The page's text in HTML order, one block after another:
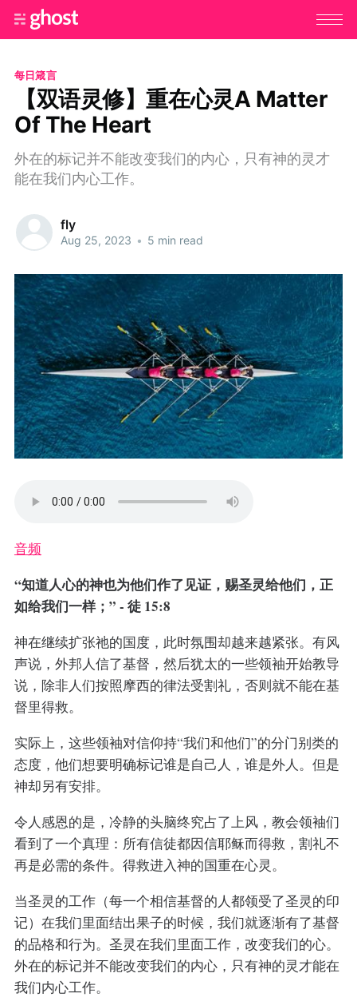
每日箴言
【双语灵修】重在心灵A Matter
Of The Heart
外在的标记并不能改变我们的内心，只有神的灵才
能在我们内心工作。
fly
Aug 25, 2023 • 5 min read
音频
“知道人心的神也为他们作了见证，赐圣灵给他们，正
如给我们一样；” - 徒 15:8
神在继续扩张祂的国度，此时氛围却越来越紧张。有风
声说，外邦人信了基督，然后犹太的一些领袖开始教导
说，除非人们按照摩西的律法受割礼，否则就不能在基
督里得救。
实际上，这些领袖对信仰持“我们和他们”的分门别类的
态度，他们想要明确标记谁是自己人，谁是外人。但是
神却另有安排。
令人感恩的是，冷静的头脑终究占了上风，教会领袖们
看到了一个真理：所有信徒都因信耶稣而得救，割礼不
再是必需的条件。得救进入神的国重在心灵。
当圣灵的工作（每一个相信基督的人都领受了圣灵的印
记）在我们里面结出果子的时候，我们就逐渐有了基督
的品格和行为。圣灵在我们里面工作，改变我们的心。
外在的标记并不能改变我们的内心，只有神的灵才能在
我们内心工作。